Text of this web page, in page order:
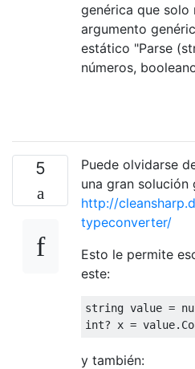
genérica que solo
argumento
estático "Parse
números,
5
Puede olvidarse
una gran solución
http://
typeconverter/
Esto le permite
este:
string value =
int? x = value.
y también: